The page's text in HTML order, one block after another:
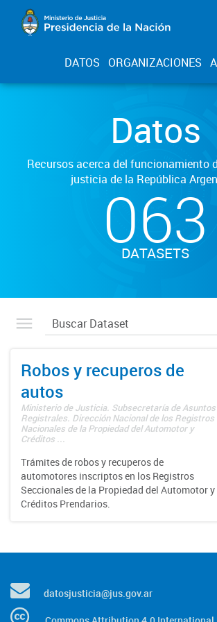
DATOS ORGANIZACIONES
Datos
Recursos acerca del funcionamiento
justicia de la República
063
DATASETS
Robos y recuperos de
autos
Ministerio de Justicia. Subsecretaría de Asuntos
Registrales. Dirección Nacional de los Registros
Nacionales de la Propiedad del Automotor y
Créditos ...
Trámites de robos y recuperos de
automotores inscriptos en los Registros
Seccionales de la Propiedad del Automotor y
Créditos Prendarios.
datosjusticia@jus.gov.ar